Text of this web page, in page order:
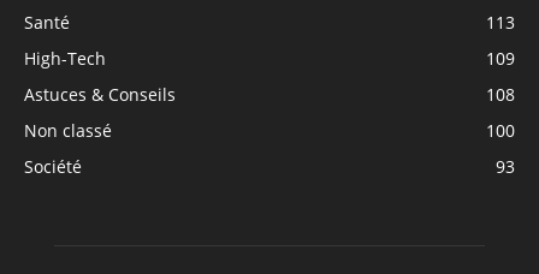
Santé
113
High-Tech
109
Astuces & Conseils
108
Non classé
100
Société
93